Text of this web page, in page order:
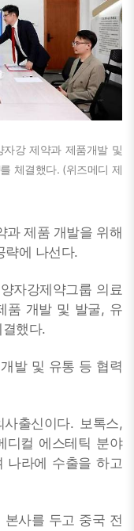
강 제약과 제품개발 및
체결했다. (위즈메디 제
과 제품 개발을 위해
략에 나선다.
자강제약그룹 의료
품 개발 및 발굴, 유
했다.
발 및 유통 등 협력
출신이다. 보톡스,
디컬 에스테틱 분야
나라에 수출을 하고
본사를 두고 중국 전